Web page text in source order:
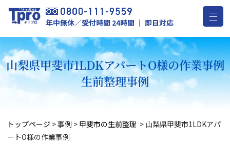
年中無休／受付時間 24時間 ｜ 即日対応
山梨県甲斐市1LDKアパートO様の作業事例
生前整理事例
トップページ >事例 > 甲斐市の生前整理 > 山梨県甲斐市1LDKアパ
ートO様の作業事例